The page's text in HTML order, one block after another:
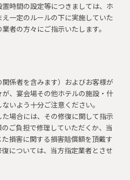
時間の設定等につきましては、ホ
一定のルールの下に実施していた
者の方々にご指示いたします。
係者を含みます）およびお客様が
、宴会場その他ホテルの施設・什
いよう十分ご注意ください。
場合には、その修復に関して指示
ご負担で修理していただくか、当
損害に関する損害賠償額を頂戴す
については、当方指定業者とさせ